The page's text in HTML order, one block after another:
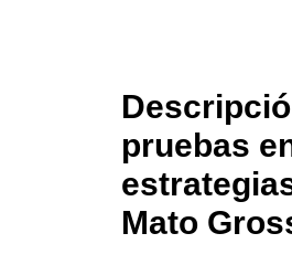
pruebas
Mato